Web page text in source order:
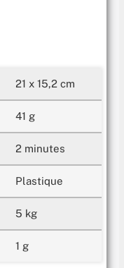
21 x 15,2 cm
41 g
2 minutes
Plastique
5 kg
1 g